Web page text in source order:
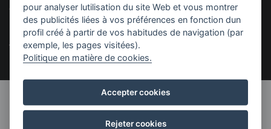
Menú
legales
Mentions
légales
Politique en matière de
cookies
Politique de
confidentialité
pour analyser lutilisation du site Web et vous montrer
des publicités liées à vos préférences en fonction dun
profil créé à partir de vos habitudes de navigation (par
exemple, les pages visitées).
Politique en matière de cookies.
Accepter cookies
Rejeter cookies